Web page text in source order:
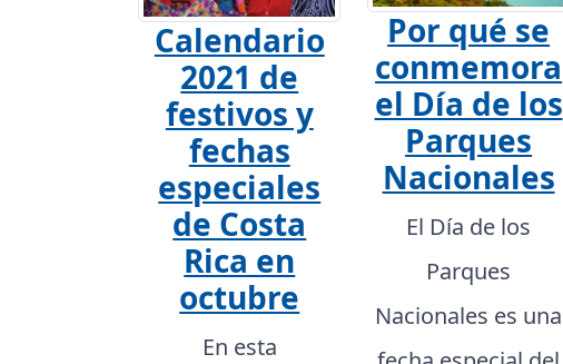
Calendario
2021 de
festivos y
fechas
especiales
de Costa
Rica en
octubre
En esta
Por qué se
conmemora
el Día de los
Parques
Nacionales
El Día de los
Parques
Nacionales es una